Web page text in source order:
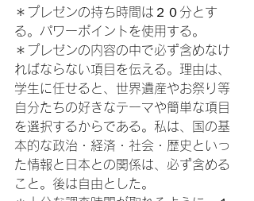
＊プレゼンの持ち時間は２０分とす
る。パワーポイントを使用する。
＊プレゼンの内容の中で必ず含めなけ
ればならない項目を伝える。理由は、
学生に任せると、世界遺産やお祭り等
自分たちの好きなテーマや簡単な項目
を選択するからである。私は、国の基
本的な政治・経済・社会・歴史といっ
た情報と日本との関係は、必ず含める
こと。後は自由とした。